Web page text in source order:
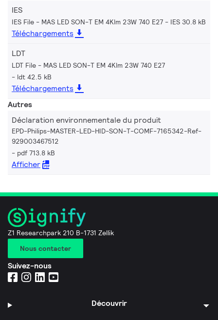
IES
IES File - MAS LED SON-T EM 4Klm 23W 740 E27 IES 30.8 kB
Téléchargements
LDT
LDT File - MAS LED SON-T EM 4Klm 23W 740 E27
ldt 42.5 kB
Téléchargements
Autres
Déclaration environnementale du produit
EPD-Philips-MASTER-LED-HID-SON-T-COMF-7165342-Ref-
929003467512
pdf 713.8 kB
Afficher
Z1 Researchpark 210 B-1731 Zellik
Nous contacter
Suivez-nous
Découvrir